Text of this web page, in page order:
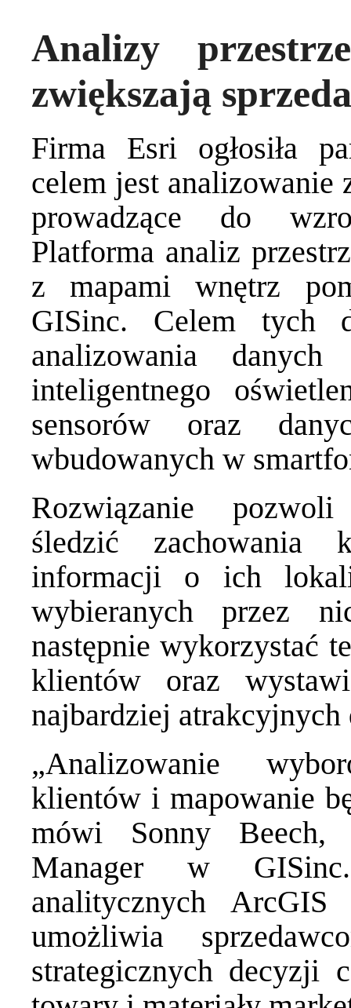
Analizy
zwiększają
Firma Esri ogłosiła
celem jest analizowanie
prowadzące do
Platforma analiz
z mapami wnętrz
GISinc. Celem tych
analizowania
inteligentnego
sensorów oraz
wbudowanych w
Rozwiązanie
śledzić zachowania
informacji o ich
wybieranych przez
następnie wykorzystać
klientów oraz
najbardziej
„Analizowanie
klientów i mapowanie
mówi Sonny Beech,
Manager w
analitycznych
umożliwia
strategicznych decyzji